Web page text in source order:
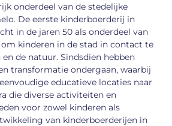
onderdeel van de stedelijke
De eerste kinderboerderij in
in de jaren 50 als onderdeel van
kinderen in de stad in contact te
de natuur. Sindsdien hebben
transformatie ondergaan, waarbij
educatieve locaties naar
die diverse activiteiten en
voor zowel kinderen als
van kinderboerderijen in